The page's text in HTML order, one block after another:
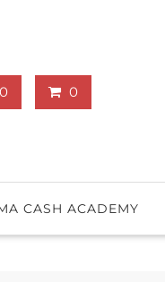
0 0
CASH ACADEMY